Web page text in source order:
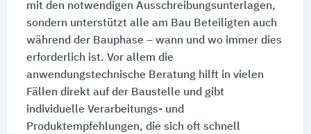
mit den notwendigen Ausschreibungsunterlagen,
sondern unterstützt alle am Bau Beteiligten auch
während der Bauphase – wann und wo immer dies
erforderlich ist. Vor allem die
anwendungstechnische Beratung hilft in vielen
Fällen direkt auf der Baustelle und gibt
individuelle Verarbeitungs- und
Produktempfehlungen, die sich oft schnell